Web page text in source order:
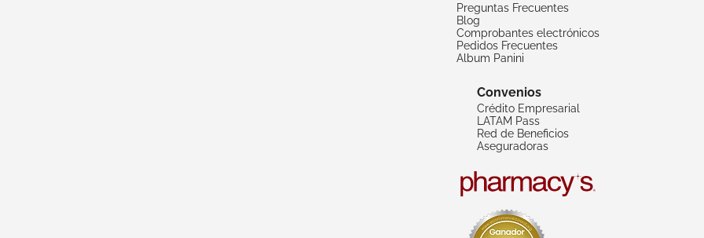
Preguntas Frecuentes
Blog
Comprobantes electrónicos
Pedidos Frecuentes
Album Panini
Convenios
Crédito Empresarial
LATAM Pass
Red de Beneficios
Aseguradoras